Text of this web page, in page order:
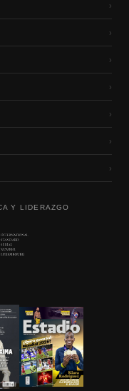
›
›
›
›
›
›
›
Y LIDERAZGO